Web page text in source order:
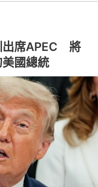
出席APEC 將
國總統